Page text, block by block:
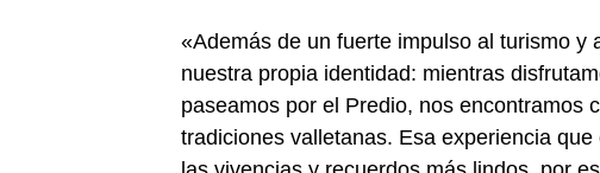
«Además de un fuerte impulso al turismo
nuestra propia identidad: mientras
paseamos por el Predio, nos encontramos
tradiciones valletanas. Esa experiencia